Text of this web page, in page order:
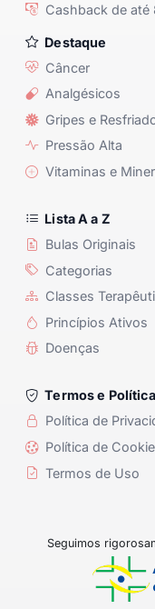
Cashback de até
Destaque
Câncer
Analgésicos
Gripes e
Pressão Alta
Vitaminas e
Lista A a Z
Bulas Originais
Categorias
Classes
Princípios Ativos
Doenças
Termos e
Política de
Política de
Termos de Uso
Seguimos